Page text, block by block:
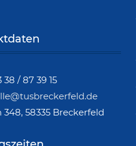
38 / 87 39 15
58335 Breckerfeld